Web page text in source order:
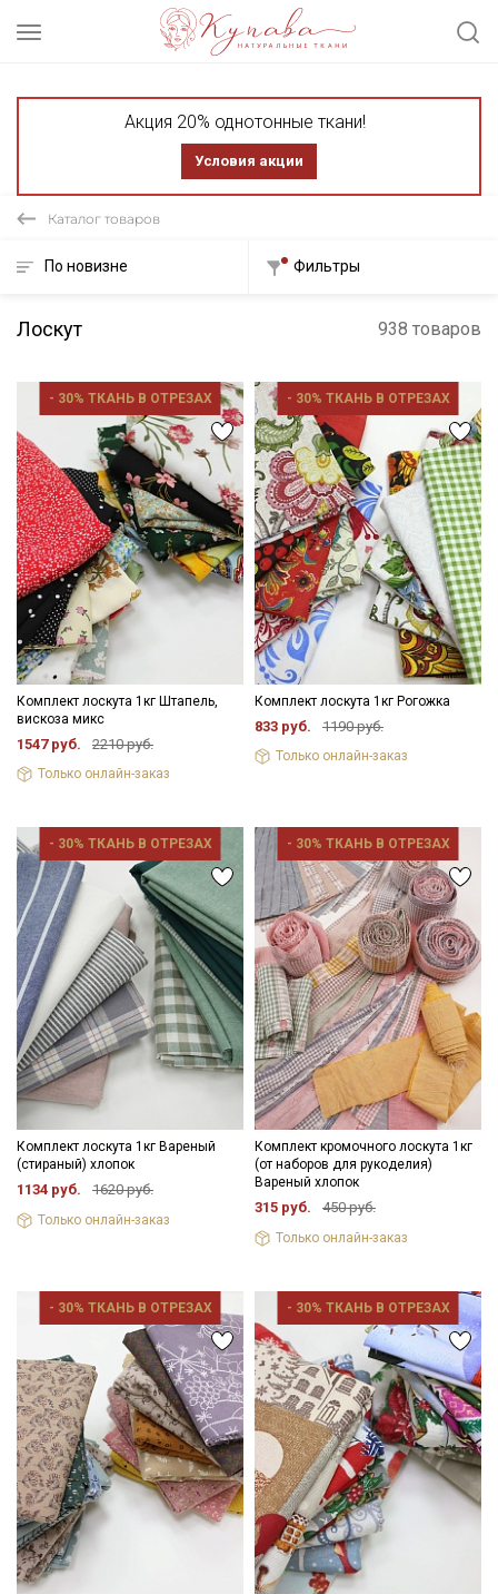
Акция 20% однотонные ткани!
Условия акции
Каталог товаров
По новизне Фильтры
Лоскут 938 товаров
- 30% ТКАНЬ В ОТРЕЗАХ
Комплект лоскута 1кг Штапель,
вискоза микс
1547 руб. 2210 руб.
Только онлайн-заказ
- 30% ТКАНЬ В ОТРЕЗАХ
Комплект лоскута 1кг Рогожка
833 руб. 1190 руб.
Только онлайн-заказ
- 30% ТКАНЬ В ОТРЕЗАХ
Комплект лоскута 1кг Вареный
(стираный) хлопок
1134 руб. 1620 руб.
Только онлайн-заказ
- 30% ТКАНЬ В ОТРЕЗАХ
Комплект кромочного лоскута 1кг
(от наборов для рукоделия)
Вареный хлопок
315 руб. 450 руб.
Только онлайн-заказ
- 30% ТКАНЬ В ОТРЕЗАХ - 30% ТКАНЬ В ОТРЕЗАХ